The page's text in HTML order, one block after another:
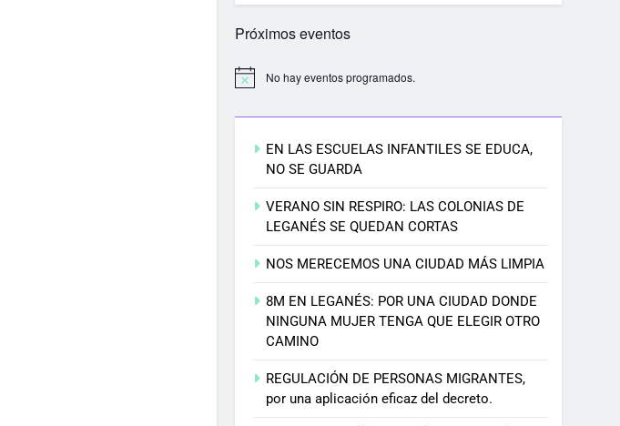
Próximos eventos
No hay eventos programados.
EN LAS ESCUELAS INFANTILES SE EDUCA,
NO SE GUARDA
VERANO SIN RESPIRO: LAS COLONIAS DE
LEGANÉS SE QUEDAN CORTAS
NOS MERECEMOS UNA CIUDAD MÁS LIMPIA
8M EN LEGANÉS: POR UNA CIUDAD DONDE
NINGUNA MUJER TENGA QUE ELEGIR OTRO
CAMINO
REGULACIÓN DE PERSONAS MIGRANTES,
por una aplicación eficaz del decreto.